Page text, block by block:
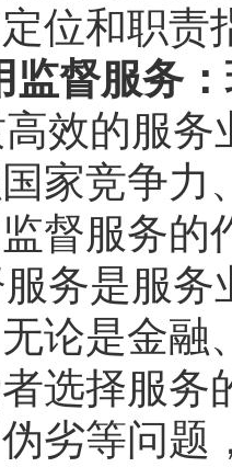
位和职责
监督服务
的服务
家竞争力
督服务的
是服务
论是金融
选择服务
劣等问题